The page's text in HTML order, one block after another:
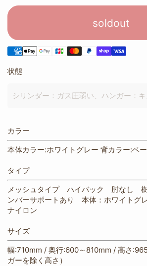
soldout
状態
シリンダー：ガス圧弱い、ハンガー：
カラー
本体カラー:ホワイトグレー 背カラー:ベ
タイプ
メッシュタイプ ハイバック 肘なし
ンバーサポートあり 本体：ホワイトグ
ナイロン
サイズ
幅:710mm / 奥行:600～810mm / 高さ
ガーを除く高さ）